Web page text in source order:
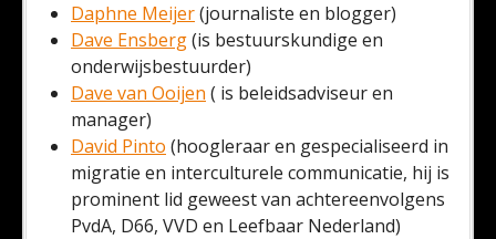
Daphne Meijer(journaliste en blogger)
Dave Ensberg(is bestuurskundige en
onderwijsbestuurder)
Dave van Ooijen ( is beleidsadviseur en
manager)
David Pinto (hoogleraar en gespecialiseerd in
migratie en interculturele communicatie, hij is
prominent lid geweest van achtereenvolgens
PvdA, D66, VVD en Leefbaar Nederland)